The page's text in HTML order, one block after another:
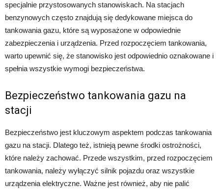
specjalnie przystosowanych stanowiskach. Na stacjach
benzynowych często znajdują się dedykowane miejsca do
tankowania gazu, które są wyposażone w odpowiednie
zabezpieczenia i urządzenia. Przed rozpoczęciem tankowania,
warto upewnić się, że stanowisko jest odpowiednio oznakowane i
spełnia wszystkie wymogi bezpieczeństwa.
Bezpieczeństwo tankowania gazu na
stacji
Bezpieczeństwo jest kluczowym aspektem podczas tankowania
gazu na stacji. Dlatego też, istnieją pewne środki ostrożności,
które należy zachować. Przede wszystkim, przed rozpoczęciem
tankowania, należy wyłączyć silnik pojazdu oraz wszystkie
urządzenia elektryczne. Ważne jest również, aby nie palić